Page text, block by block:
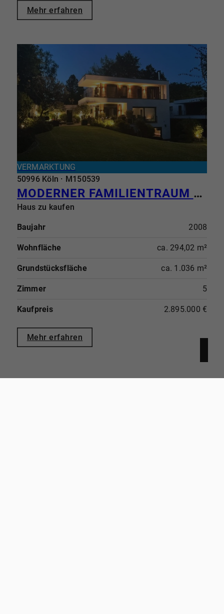
Mehr erfahren
VERMARKTUNG
50996 Köln · M150539
MODERNER FAMILIENTRAUM MIT HÖCHSTEM WOHNKOMFORT
Haus zu kaufen
Baujahr 2008
Wohnfläche ca. 294,02 m²
Grundstücksfläche ca. 1.036 m²
Zimmer 5
Kaufpreis 2.895.000 €
Mehr erfahren